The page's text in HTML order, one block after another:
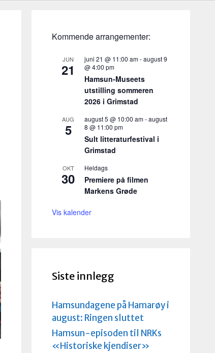
Kommende arrangementer:
JUN
21
juni 21 @ 11:00 am-august 9
@ 4:00 pm
Hamsun-Museets
utstilling sommeren
2026 i Grimstad
AUG
5
august 5 @ 10:00 am-august
8 @ 11:00 pm
Sult litteraturfestival i
Grimstad
OKT
30
Heldags
Premiere på filmen
Markens Grøde
Vis kalender
Siste innlegg
Hamsundagene på Hamarøy i
august: Ringen sluttet
Hamsun-episoden til NRKs
«Historiske kjendiser»